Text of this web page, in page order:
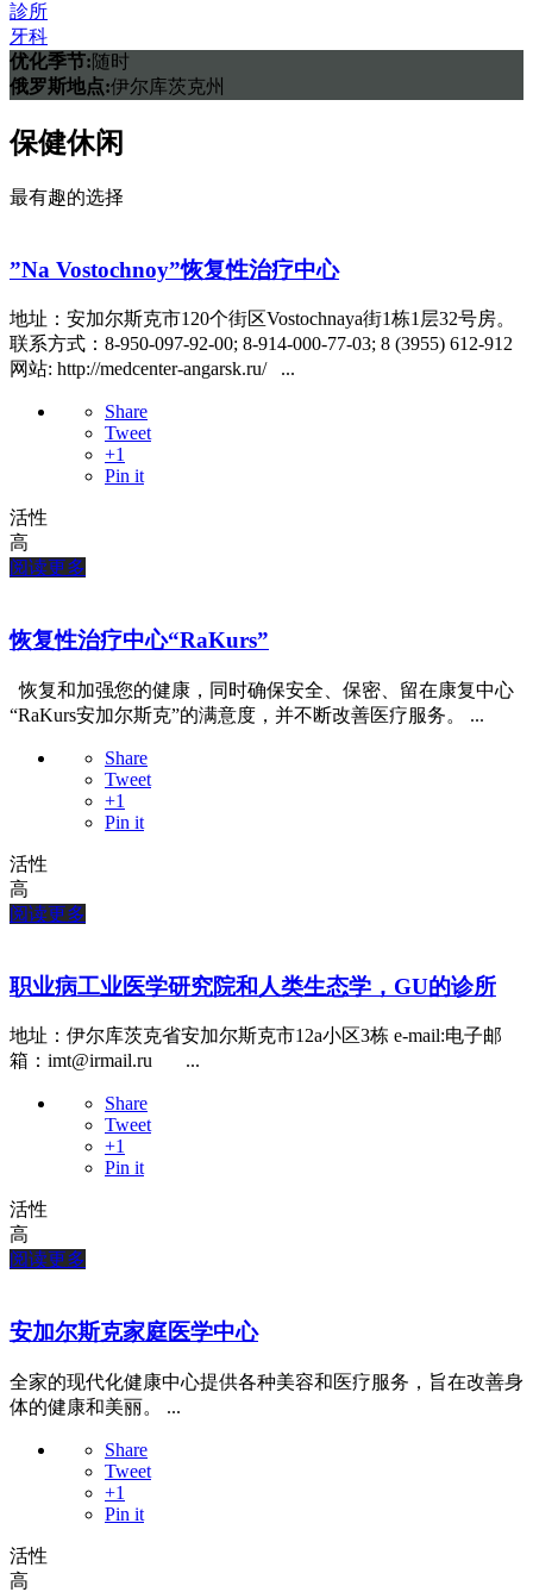
診所
牙科
优化季节:随时
俄罗斯地点:伊尔库茨克州
保健休闲
最有趣的选择
”Na Vostochnoy”恢复性治疗中心
地址：安加尔斯克市120个街区Vostochnaya街1栋1层32号房。
联系方式：8-950-097-92-00; 8-914-000-77-03; 8 (3955) 612-912
网站: http://medcenter-angarsk.ru/ ...
Share
Tweet
+1
Pin it
活性
高
阅读更多
恢复性治疗中心“RaKurs”
恢复和加强您的健康，同时确保安全、保密、留在康复中心
“RaKurs安加尔斯克”的满意度，并不断改善医疗服务。 ...
Share
Tweet
+1
Pin it
活性
高
阅读更多
职业病工业医学研究院和人类生态学，GU的诊所
地址：伊尔库茨克省安加尔斯克市12a小区3栋 e-mail:电子邮
箱：imt@irmail.ru ...
Share
Tweet
+1
Pin it
活性
高
阅读更多
安加尔斯克家庭医学中心
全家的现代化健康中心提供各种美容和医疗服务，旨在改善身
体的健康和美丽。 ...
Share
Tweet
+1
Pin it
活性
高